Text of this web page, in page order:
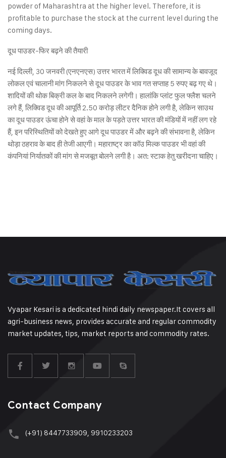
powder of Maharashtra at the higher level. Therefore, it is
profitable to purchase the stock at the current level during the
coming days.
दूध पाउडर-फिर बढ़ने की तैयारी
नई दिल्ली, 30 जनवरी (एनएनएस) उत्तर भारत में लिक्विड दूध की सामान्य के बावजूद
लोकल एवं चालानी मांग निकलने से दूध पाउडर के भाव गत सप्ताह 5 रुपए बढ़ गए थे।
शादियों की थोक बिक्री कल के बाद निकलने लगेगी। हालांकि प्लांट फुल फ्लैश चलने
लगे हैं, लिक्विड दूध की आपूर्ति 2.50 करोड़ लीटर दैनिक होने लगी है, लेकिन साउथ
का दूध पाउडर ऊंचा होने से वहां के माल के पड़ते उत्तर भारत की मंडियों में नहीं लग रहे
हैं, इन परिस्थितियों को देखते हुए आगे दूध पाउडर में और बढ़ने की संभावना है, लेकिन
थोड़ा ठहराव के बाद ही तेजी आएगी। महाराष्ट्र का कॉउ मिल्क पाउडर भी वहां की
कंपनियां निर्यातकों की मांग से मजबूत बोलने लगी है। अत: स्टाक हेतु खरीदना चाहिए।
Vyapar Kesari is a dedicated hindi daily newspaper.It covers all
agri-business news, provides accurate and regular commodity
market updates, tips, market reports and commodity rates.
Contact Company
(+91) 8447733909, 9910233203